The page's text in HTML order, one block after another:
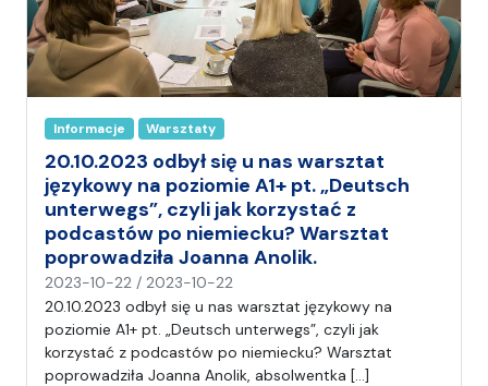
Informacje Warsztaty
20.10.2023 odbył się u nas warsztat
językowy na poziomie A1+ pt. „Deutsch
unterwegs”, czyli jak korzystać z
podcastów po niemiecku? Warsztat
poprowadziła Joanna Anolik.
2023-10-22 / 2023-10-22
a
p
i
s
20.10.2023 odbył się u nas warsztat językowy na
poziomie A1+ pt. „Deutsch unterwegs”, czyli jak
korzystać z podcastów po niemiecku? Warsztat
poprowadziła Joanna Anolik, absolwentka […]